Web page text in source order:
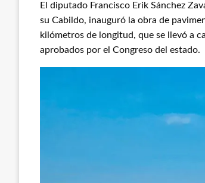
El diputado Francisco Erik Sánchez
su Cabildo, inauguró la obra de
kilómetros de longitud, que se llevó a
aprobados por el Congreso del estado.